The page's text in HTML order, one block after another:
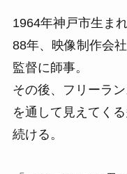
1964年神戸市生まれ
88年、映像制作会
監督に師事。
その後、フリーラ
を通して見えてく
続ける。